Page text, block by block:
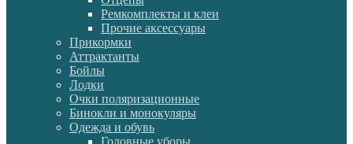
Ремкомплекты и клеи
Прочие аксессуары
Прикормки
Аттрактанты
Бойлы
Лодки
Очки поляризационные
Бинокли и монокуляры
Одежда и обувь
Головные уборы